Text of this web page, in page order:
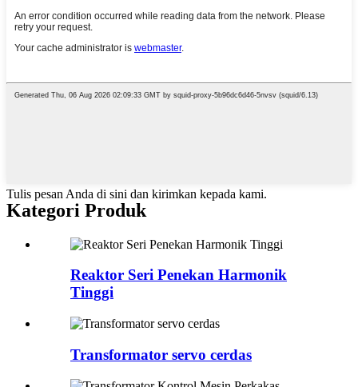
Tulis pesan Anda di sini dan kirimkan kepada kami.
Kategori Produk
Reaktor Seri Penekan Harmonik
Tinggi
Transformator servo cerdas